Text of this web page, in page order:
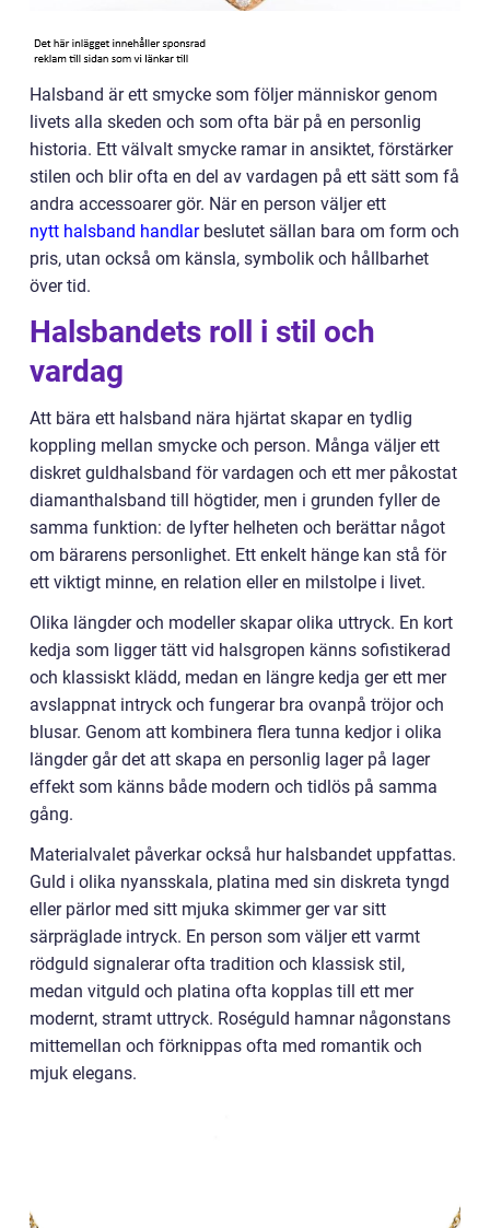
Halsband är ett smycke som följer människor genom
livets alla skeden och som ofta bär på en personlig
historia. Ett välvalt smycke ramar in ansiktet, förstärker
stilen och blir ofta en del av vardagen på ett sätt som få
andra accessoarer gör. När en person väljer ett
nytt halsband handlarbeslutet sällan bara om form och
pris, utan också om känsla, symbolik och hållbarhet
över tid.
Halsbandets roll i stil och
vardag
Att bära ett halsband nära hjärtat skapar en tydlig
koppling mellan smycke och person. Många väljer ett
diskret guldhalsband för vardagen och ett mer påkostat
diamanthalsband till högtider, men i grunden fyller de
samma funktion: de lyfter helheten och berättar något
om bärarens personlighet. Ett enkelt hänge kan stå för
ett viktigt minne, en relation eller en milstolpe i livet.
Olika längder och modeller skapar olika uttryck. En kort
kedja som ligger tätt vid halsgropen känns sofistikerad
och klassiskt klädd, medan en längre kedja ger ett mer
avslappnat intryck och fungerar bra ovanpå tröjor och
blusar. Genom att kombinera flera tunna kedjor i olika
längder går det att skapa en personlig lager på lager
effekt som känns både modern och tidlös på samma
gång.
Materialvalet påverkar också hur halsbandet uppfattas.
Guld i olika nyansskala, platina med sin diskreta tyngd
eller pärlor med sitt mjuka skimmer ger var sitt
särpräglade intryck. En person som väljer ett varmt
rödguld signalerar ofta tradition och klassisk stil,
medan vitguld och platina ofta kopplas till ett mer
modernt, stramt uttryck. Roséguld hamnar någonstans
mittemellan och förknippas ofta med romantik och
mjuk elegans.